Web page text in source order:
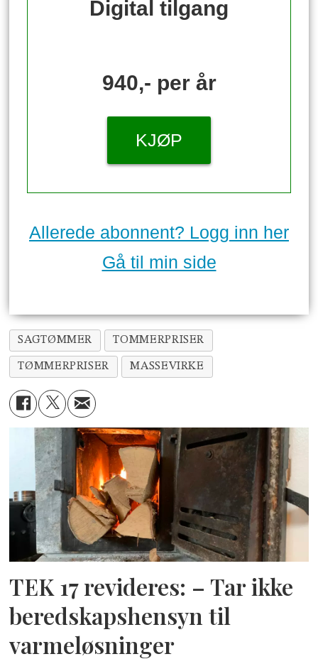
Digital tilgang
940,- per år
KJØP
Allerede abonnent? Logg inn her
Gå til min side
SAGTØMMER TOMMERPRISER
TØMMERPRISER MASSEVIRKE
TEK 17 revideres: – Tar ikke
beredskapshensyn til
varmeløsninger